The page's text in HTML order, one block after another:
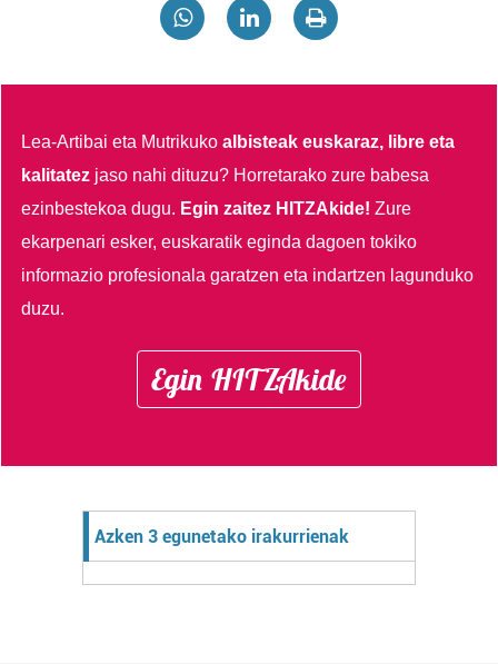
Lea-Artibai eta Mutrikukoalbisteak euskaraz, libre eta
kalitatez jaso nahi dituzu? Horretarako zure babesa
ezinbestekoa dugu. Egin zaitez HITZAkide!Zure
ekarpenari esker, euskaratik eginda dagoen tokiko
informazio profesionala garatzen eta indartzen lagunduko
duzu.
Egin HITZAkide
Azken 3 egunetako irakurrienak